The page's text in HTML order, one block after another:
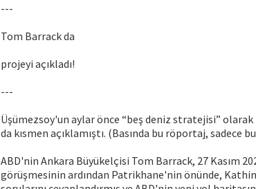
---
Tom Barrack da
projeyi açıkladı!
---
Üşümezsoy'un aylar önce “beş deniz stratejisi”
da kısmen açıklamıştı. (Basında bu röportaj, sadece
ABD'nin Ankara Büyükelçisi Tom Barrack, 27 Kasım
görüşmesinin ardından Patrikhane'nin önünde,